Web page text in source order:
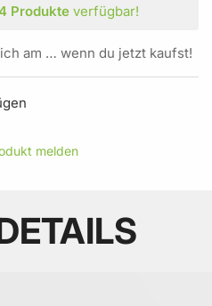
Produkteverfügbar!
am … wenn du jetzt kaufst!
melden